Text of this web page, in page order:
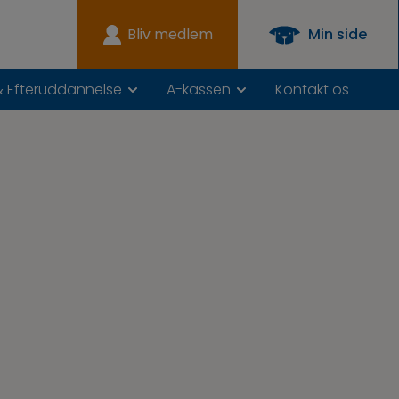
Bliv medlem Min side
Efteruddannelse A-kassen Kontakt os